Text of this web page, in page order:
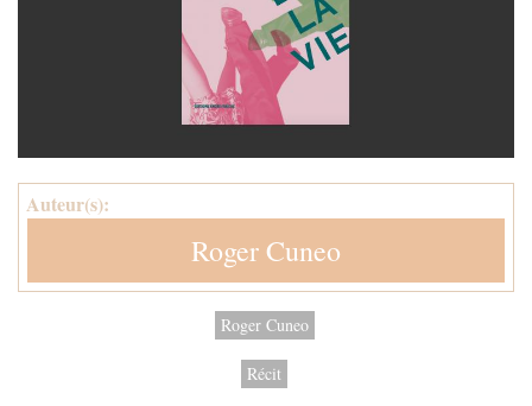
Auteur(s):
Roger Cuneo
Roger Cuneo
Récit